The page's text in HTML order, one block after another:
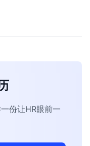
份让HR眼前一